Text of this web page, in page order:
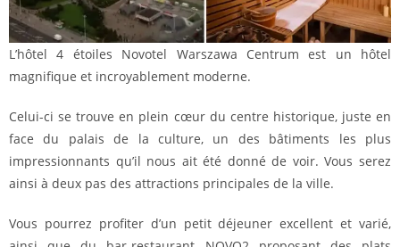
L’hôtel 4 étoiles Novotel Warszawa Centrum est un hôtel
magnifique et incroyablement moderne.
Celui-ci se trouve en plein cœur du centre historique, juste en
face du palais de la culture, un des bâtiments les plus
impressionnants qu’il nous ait été donné de voir. Vous serez
ainsi à deux pas des attractions principales de la ville.
Vous pourrez profiter d’un petit déjeuner excellent et varié,